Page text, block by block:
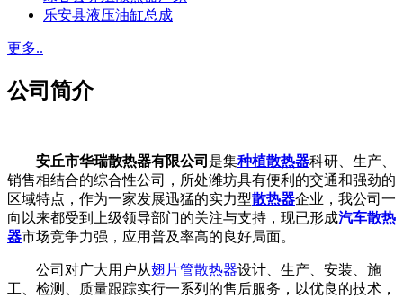
乐安县液压油缸总成
更多..
公司简介
安丘市华瑞散热器有限公司 是集种植散热器科研、生产、
销售相结合的综合性公司，所处潍坊具有便利的交通和强劲的
区域特点，作为一家发展迅猛的实力型散热器企业，我公司一
向以来都受到上级领导部门的关注与支持，现已形成汽车散热
器市场竞争力强，应用普及率高的良好局面。
公司对广大用户从翅片管散热器设计、生产、安装、施
工、检测、质量跟踪实行一系列的售后服务，以优良的技术，